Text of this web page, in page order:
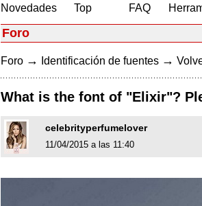
Novedades
Top
FAQ
Foro
Foro → Identificación de fuentes →
What is the font of "Elixir"?
celebrityperfumelover
11/04/2015 a las 11:40